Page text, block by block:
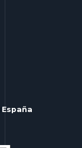
España